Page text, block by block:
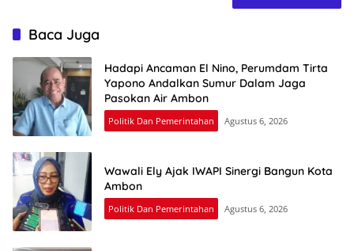
Baca Juga
Hadapi Ancaman El Nino, Perumdam Tirta
Yapono Andalkan Sumur Dalam Jaga
Pasokan Air Ambon
Politik Dan Pemerintahan Agustus 6, 2026
Wawali Ely Ajak IWAPI Sinergi Bangun Kota
Ambon
Politik Dan Pemerintahan Agustus 6, 2026